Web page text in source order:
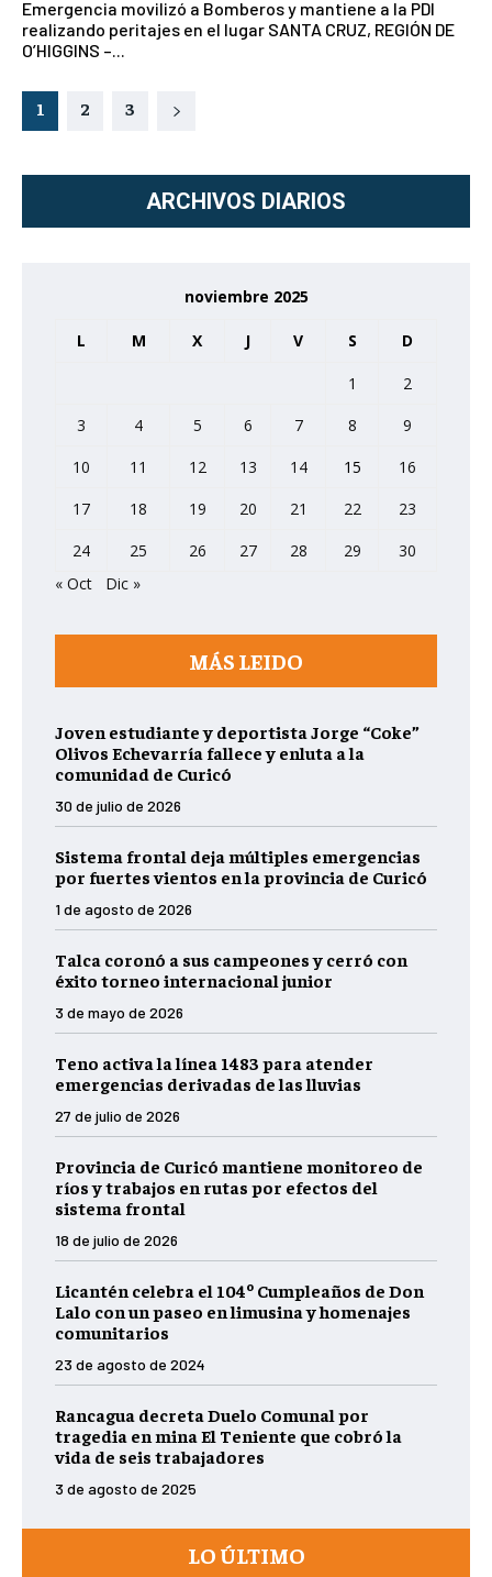
Emergencia movilizó a Bomberos y mantiene a la PDI
realizando peritajes en el lugar SANTA CRUZ, REGIÓN DE
O’HIGGINS –...
1 2 3
ARCHIVOS DIARIOS
noviembre 2025
L M X J V S D
1
2
3
4 5 6 7 8
9
10
11 12 13 14 15
16
17
18 19 20 21 22
23
24
25 26 27 28 29
30
« Oct
Dic »
MÁS LEIDO
Joven estudiante y deportista Jorge “Coke”
Olivos Echevarría fallece y enluta a la
comunidad de Curicó
30 de julio de 2026
Sistema frontal deja múltiples emergencias
por fuertes vientos en la provincia de Curicó
1 de agosto de 2026
Talca coronó a sus campeones y cerró con
éxito torneo internacional junior
3 de mayo de 2026
Teno activa la línea 1483 para atender
emergencias derivadas de las lluvias
27 de julio de 2026
Provincia de Curicó mantiene monitoreo de
ríos y trabajos en rutas por efectos del
sistema frontal
18 de julio de 2026
Licantén celebra el 104º Cumpleaños de Don
Lalo con un paseo en limusina y homenajes
comunitarios
23 de agosto de 2024
Rancagua decreta Duelo Comunal por
tragedia en mina El Teniente que cobró la
vida de seis trabajadores
3 de agosto de 2025
LO ÚLTIMO